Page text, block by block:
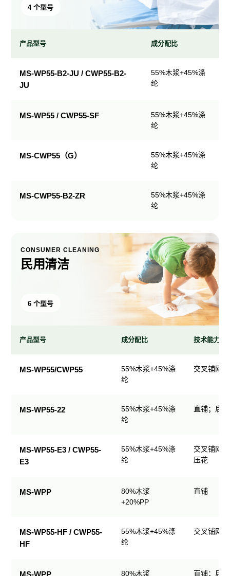
4 个型号
与
产品型号 成分配比
MS-WP55-B2-JU / CWP55-B2-
JU
55%木浆+45%涤
纶
MS-WP55 / CWP55-SF
55%木浆+45%涤
纶
MS-CWP55（G）
55%木浆+45%涤
纶
MS-CWP55-B2-ZR
55%木浆+45%涤
纶
CONSUMER CLEANING
民用清洁
6 个型号
产品型号 成分配比 技术能力
MS-WP55/CWP55
55%木浆+45%涤
纶
交叉铺网
MS-WP55-22
55%木浆+45%涤
纶
直铺；后
MS-WP55-E3 / CWP55-
E3
55%木浆+45%涤
纶
交叉铺网
压花
MS-WPP
80%木浆
+20%PP
直铺
MS-WP55-HF / CWP55-
HF
55%木浆+45%涤
纶
交叉铺网
MS-WPP 80%木浆 直铺；后